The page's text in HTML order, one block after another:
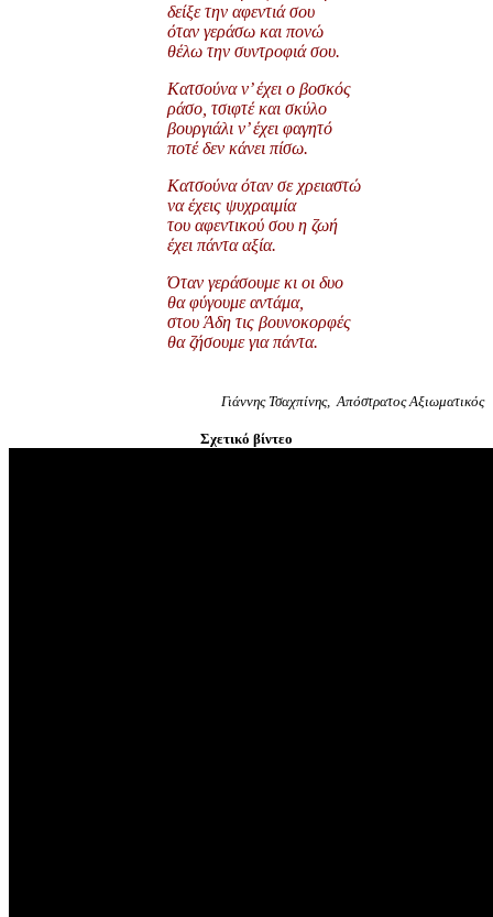
δείξε την αφεντιά σου
όταν γεράσω και πονώ
θέλω την συντροφιά σου.
Κατσούνα ν’ έχει ο βοσκός
ράσο, τσιφτέ και σκύλο
βουργιάλι ν’ έχει φαγητό
ποτέ δεν κάνει πίσω.
Κατσούνα όταν σε χρειαστώ
να έχεις ψυχραιμία
του αφεντικού σου η ζωή
έχει πάντα αξία.
Όταν γεράσουμε κι οι δυο
θα φύγουμε αντάμα,
στου Άδη τις βουνοκορφές
θα ζήσουμε για πάντα.
Γιάννης Τσαχπίνης, Απόστρατος Αξιωματικός
Σχετικό βίντεο